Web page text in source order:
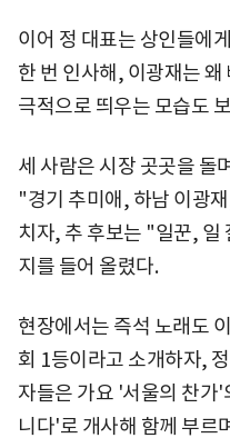
이어 정 대표는 상인들에
한 번 인사해, 이광재는
극적으로 띄우는 모습도
세 사람은 시장 곳곳을 돌
"경기 추미애, 하남 이광
치자, 추 후보는 "일꾼, 일
지를 들어 올렸다.
현장에서는 즉석 노래도
회 1등이라고 소개하자,
자들은 가요 '서울의 찬가
니다'로 개사해 함께 부르